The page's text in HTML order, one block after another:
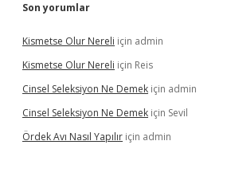
Son yorumlar
Kismetse Olur Nereli için admin
Kismetse Olur Nereli için Reis
Cinsel Seleksiyon Ne Demek için admin
Cinsel Seleksiyon Ne Demek için Sevil
Ördek Avı Nasıl Yapılır için admin